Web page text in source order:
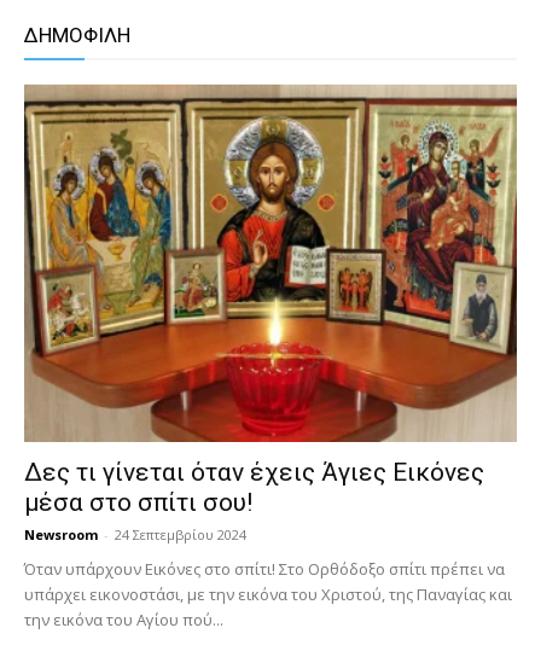
ΔΗΜΟΦΙΛΗ
Δες τι γίνεται όταν έχεις Άγιες Εικόνες
μέσα στο σπίτι σου!
Newsroom - 24 Σεπτεμβρίου 2024
Όταν υπάρχουν Εικόνες στο σπίτι! Στο Ορθόδοξο σπίτι πρέπει να
υπάρχει εικονοστάσι, με την εικόνα του Χριστού, της Παν­αγίας και
την εικόνα του Αγίου πού...